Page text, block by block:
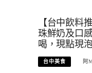
【台中飲料
珠鮮奶及口
喝，現點現
台中美食 阿